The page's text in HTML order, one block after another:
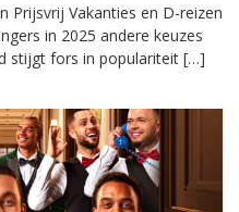
Prijsvrij Vakanties en D-reizen
in 2025 andere keuzes
stijgt fors in populariteit […]